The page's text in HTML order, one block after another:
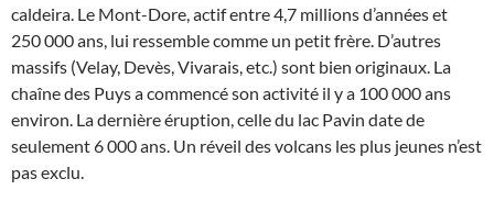
caldeira. Le Mont-Dore, actif entre 4,7 millions d’années et
250 000 ans, lui ressemble comme un petit frère. D’autres
massifs (Velay, Devès, Vivarais, etc.) sont bien originaux. La
chaîne des Puys a commencé son activité il y a 100 000 ans
environ. La dernière éruption, celle du lac Pavin date de
seulement 6 000 ans. Un réveil des volcans les plus jeunes n’est
pas exclu.